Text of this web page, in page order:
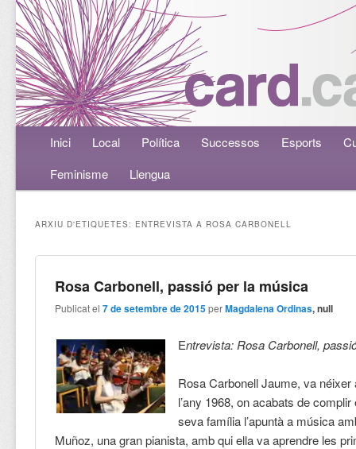
Menú principalAneu al contingut principal
Aneu al contingut secundari
Inici Local Política Successos Esports
Feminisme
Llengua
ARXIU D'ETIQUETES: ENTREVISTA A ROSA CARBONELL
Rosa Carbonell, passió per la música
Publicat el7 de setembre de 2015 perMagdalena Ordinas, null
Entrevista: Rosa Carbonell,
Rosa Carbonell Jaume, va
l’any 1968, on acabats de
seva família l’apuntà a música
Muñoz, una gran pianista, amb qui ella va aprendre les